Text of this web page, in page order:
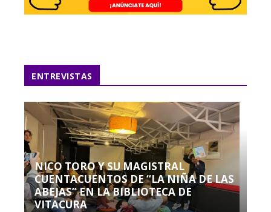
ENTREVISTAS
NICO TORO Y SU MAGISTRAL
CUENTACUENTOS DE “LA NIÑA DE LAS
ABEJAS” EN LA BIBLIOTECA DE
VITACURA